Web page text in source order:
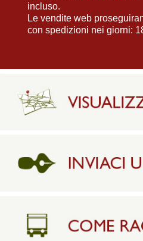
incluso.
Le vendite web
con spedizioni nei giorni: